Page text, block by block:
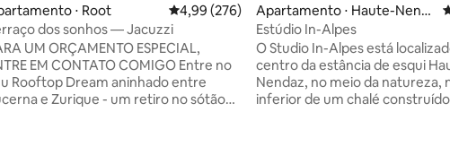
⋅ Root 4,99 de uma avaliação média de 5, 276
4,99 (276)
dos sonhos — Jacuzzi
UM ORÇAMENTO ESPECIAL,
EM CONTATO COMIGO Entre no
Rooftop Dream aninhado entre
e Zurique - um retiro no sótão
Apartamento ⋅ Haute-Nend
az
Estúdio In-Alpes
O Studio In-Alpes está
centro da estância de esqui
Nendaz, no meio da natureza,
inferior de um chalé